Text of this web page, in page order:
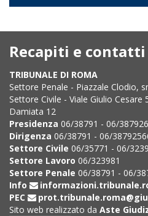
Recapiti e contatti
TRIBUNALE DI ROMA
Settore Penale - Piazzale Clodio,
Settore Civile - Viale Giulio Cesare
Damiata 12
Presidenza 06/38791 - 06/
Dirigenza 06/38791 - 06/
Settore Civile 06/35771 - 06/
Settore Lavoro 06/323981
Settore Penale 06/38791 - 06/
Info
PEC
Sito web realizzato da Aste